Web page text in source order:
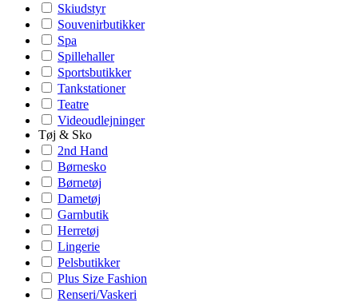
Skiudstyr
Souvenirbutikker
Spa
Spillehaller
Sportsbutikker
Tankstationer
Teatre
Videoudlejninger
Tøj & Sko
2nd Hand
Børnesko
Børnetøj
Dametøj
Garnbutik
Herretøj
Lingerie
Pelsbutikker
Plus Size Fashion
Renseri/Vaskeri